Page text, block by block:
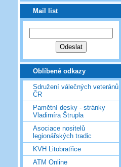
Mail list
Oblíbené odkazy
Sdružení válečných veteránů
ČR
Pamětní desky - stránky
Vladimíra Štrupla
Asociace nositelů
legionářských tradic
KVH Litobratřice
ATM Online